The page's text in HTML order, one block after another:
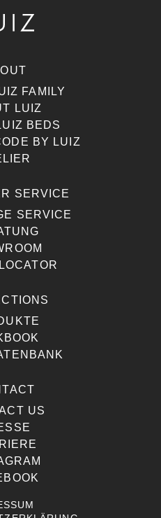
FAMILY
LUIZ
BEDS
BY LUIZ
SERVICE
SERVICE
US